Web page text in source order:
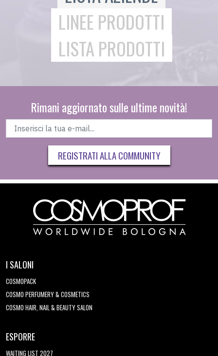
LINEE PRODOTTI
LISTA PRODOTTI
Rimani aggiornato sulle ultime novità!
REGISTRATI ALLA COMMUNITY
I SALONI
COSMOPACK
COSMO PERFUMERY & COSMETICS
COSMO HAIR, NAIL & BEAUTY SALON
ESPORRE
WAITING LIST 2027